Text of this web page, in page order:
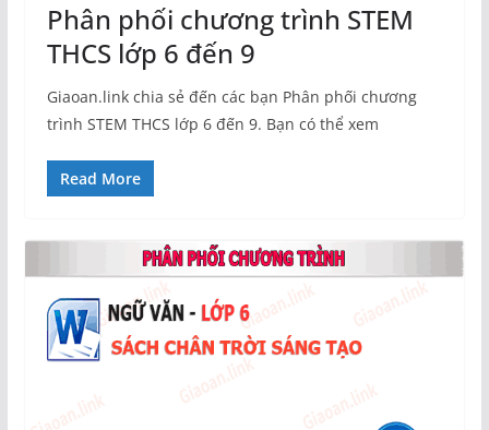
Phân phối chương trình STEM
THCS lớp 6 đến 9
Giaoan.link chia sẻ đến các bạn Phân phối chương
trình STEM THCS lớp 6 đến 9. Bạn có thể xem
Read More